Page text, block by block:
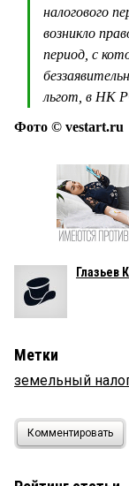
налогового
возникло
период, с
льгот, в НК
Фото © vestart.ru
Глазьев
Метки
земельный
Комментировать